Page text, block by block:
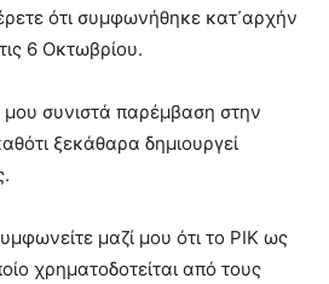
ότι συμφωνήθηκε κατ᾽αρχήν
6 Οκτωβρίου.
συνιστά παρέμβαση στην
ξεκάθαρα δημιουργεί
μαζί μου ότι το ΡΙΚ ως
χρηματοδοτείται από τους